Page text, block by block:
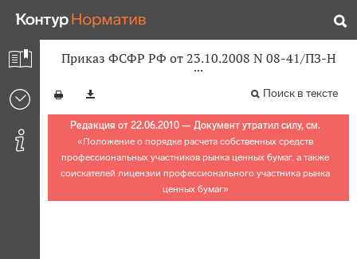
Приказ ФСФР РФ от 23.10.2008 N 08-41/ПЗ-Н
Поиск в тексте
Редакция от 22.06.2010 — Документ утратил силу, см.
«Положение о порядке расчета собственных средств
профессиональных участников рынка ценных бумаг, а также
соискателей лицензии профессионального участника рынка
ценных бумаг»